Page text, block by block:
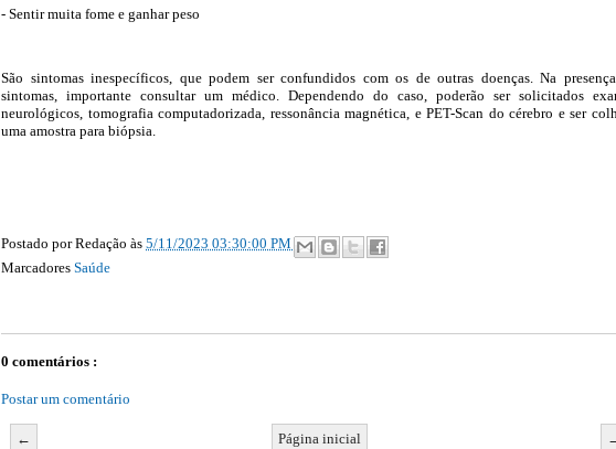
- Sentir muita fome e ganhar peso
São sintomas inespecíficos, que podem ser confundidos com os de outras doenças. Na
sintomas, importante consultar um médico. Dependendo do caso, poderão ser solicitados
neurológicos, tomografia computadorizada, ressonância magnética, e PET-Scan do cérebro e ser
uma amostra para biópsia.
Postado porRedação às 5/11/2023 03:30:00 PM
Marcadores Saúde
0 comentários :
Postar um comentário
← Página inicial